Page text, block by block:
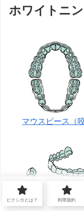
ホワイトニ
マウスピース（
ピクシカとは？ 利用規約